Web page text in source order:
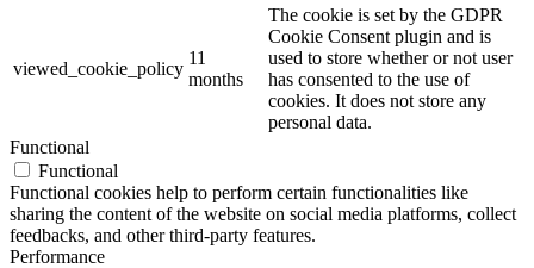
viewed_cookie_policy
11
months
The cookie is set by the GDPR
Cookie Consent plugin and is
used to store whether or not user
has consented to the use of
cookies. It does not store any
personal data.
Functional
Functional
Functional cookies help to perform certain functionalities like
sharing the content of the website on social media platforms, collect
feedbacks, and other third-party features.
Performance